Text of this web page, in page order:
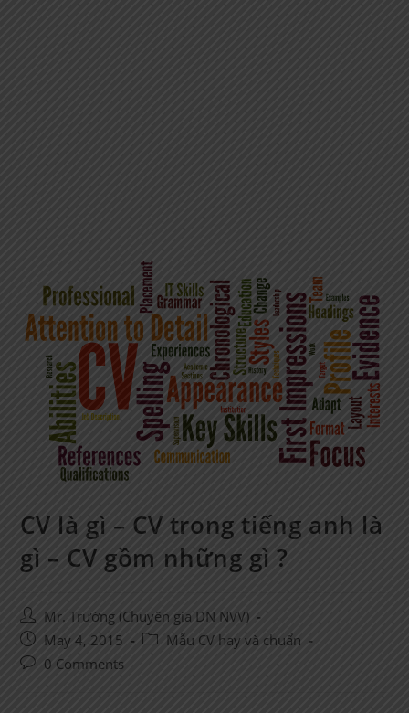
CV là gì – CV trong tiếng anh là
gì – CV gồm những gì ?
Post
author:
Mr. Trường (Chuyên gia DN NVV)
Post
published:
May 4, 2015
Post Mẫu CV hay và chuẩn
Post0 Comments